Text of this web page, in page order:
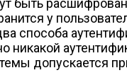
быть
у
способа
никакой
допускается